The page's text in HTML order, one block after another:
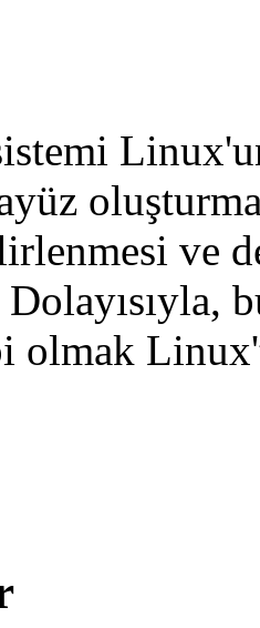
ve
Dolayısıyla,
olmak